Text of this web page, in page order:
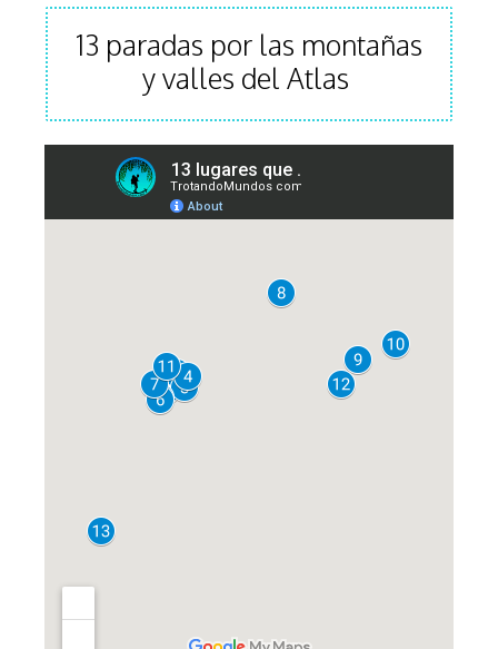
13 paradas por las montañas
y valles del Atlas